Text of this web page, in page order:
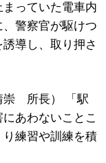
っていた電車内
警察官が駆けつ
導し、取り押さ
崇 所長） 「駅
あわないことこ
練習や訓練を積